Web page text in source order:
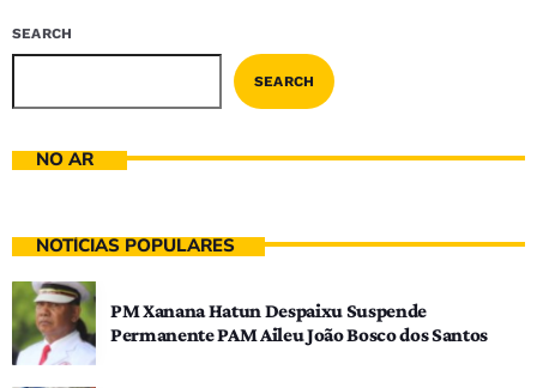
SEARCH
SEARCH
NO AR
NOTÍCIAS POPULARES
PM Xanana Hatun Despaixu Suspende
Permanente PAM Aileu João Bosco dos Santos